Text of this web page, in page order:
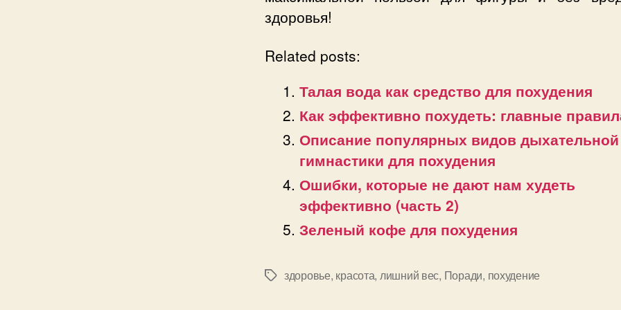
здоровья!
Related posts:
Талая вода как средство для похудения
Как эффективно похудеть: главные
Описание популярных видов дыхательной
гимнастики для похудения
Ошибки, которые не дают нам худеть
эффективно (часть 2)
Зеленый кофе для похудения
Позначки
здоровье, красота, лишний вес, Поради, похудение